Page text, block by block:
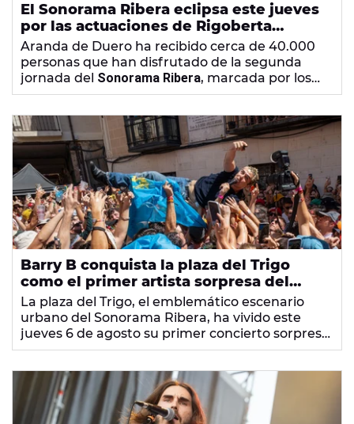
El Sonorama Ribera eclipsa este jueves
por las actuaciones de Rigoberta
Bandini, Guitarricadelafuente y el
concierto sorpresa de Barry B
Aranda de Duero ha recibido cerca de 40.000
personas que han disfrutado de la segunda
jornada del Sonorama Ribera, marcada por los
conciertos de Guitarricadelafuente, Rigoberta
Barry B conquista la plaza del Trigo
como el primer artista sorpresa del
Sonorama Ribera 2026
La plaza del Trigo, el emblemático escenario
urbano del Sonorama Ribera, ha vivido este
jueves 6 de agosto su primer concierto sorpresa
de la mano del artista arandinoBarry B.